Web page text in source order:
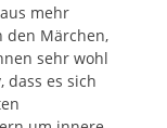
mehr
den Märchen,
sehr wohl
dass es sich